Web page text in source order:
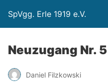
SpVgg. Erle 1919 e.V.
Neuzugang Nr. 5
Daniel Filzkowski